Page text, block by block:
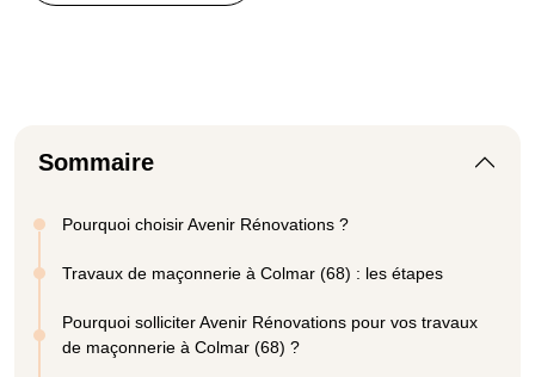
Sommaire
Pourquoi choisir Avenir Rénovations ?
Travaux de maçonnerie à Colmar (68) : les étapes
Pourquoi solliciter Avenir Rénovations pour vos travaux
de maçonnerie à Colmar (68) ?